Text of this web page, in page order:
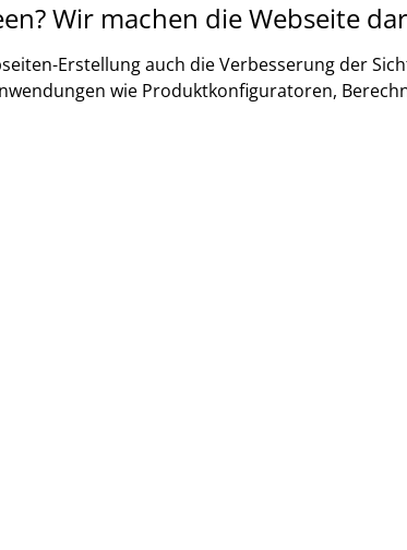
Wir machen die Webseite
Erstellung auch die Verbesserung der
wie Produktkonfiguratoren,